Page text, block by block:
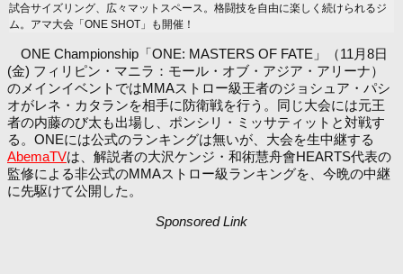
試合サイズリング、広々マットスペース。格闘技を自由に楽しく続けられるジ
ム。アマ大会「ONE SHOT」も開催！
ONE Championship「ONE: MASTERS OF FATE」（11月8日
(金) フィリピン・マニラ：モール・オブ・アジア・アリーナ）
のメインイベントではMMAストロー級王者のジョシュア・パシ
オがレネ・カタランを相手に防衛戦を行う。同じ大会には元王
者の内藤のび太も出場し、ポンシリ・ミッサティットと対戦す
る。ONEには公式のランキングは無いが、大会を生中継する
AbemaTVは、解説者の大沢ケンジ・和術慧舟會HEARTS代表の
監修による非公式のMMAストロー級ランキングを、今晩の中継
に先駆けて公開した。
Sponsored Link